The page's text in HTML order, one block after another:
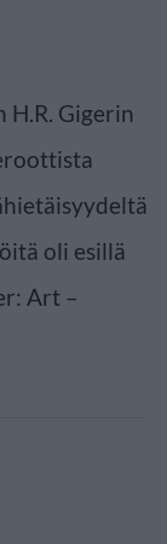
H.R. Gigerin
oli esillä
Art –